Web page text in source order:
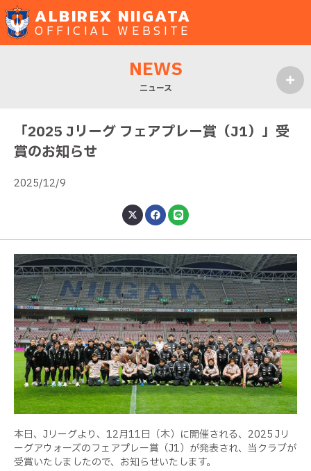
ALBIREX NIIGATA
OFFICIAL WEBSITE
NEWS
ニュース
「2025 Jリーグ フェアプレー賞（J1）」受
賞のお知らせ
2025/12/9
本日、Jリーグより、12月11日（木）に開催される、2025 Jリ
ーグアウォーズのフェアプレー賞（J1）が発表され、当クラブが
受賞いたしましたので、お知らせいたします。